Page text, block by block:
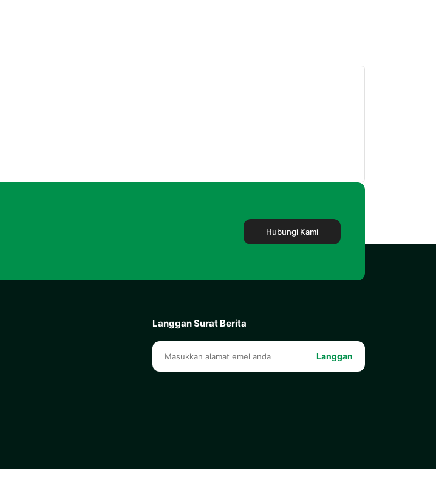
Hubungi Kami
Langgan Surat Berita
Langgan